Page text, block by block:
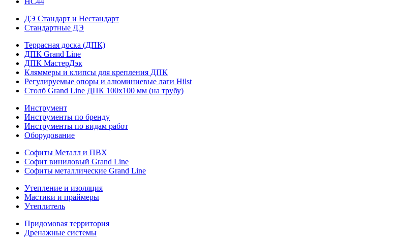
ДЭ Стандарт и Нестандарт
Стандартные ДЭ
Террасная доска (ДПК)
ДПК Grand Line
ДПК МастерДэк
Кляммеры и клипсы для крепления ДПК
Регулируемые опоры и алюминиевые лаги Hilst
Столб Grand Line ДПК 100х100 мм (на трубу)
Инструмент
Инструменты по бренду
Инструменты по видам работ
Оборудование
Софиты Металл и ПВХ
Софит виниловый Grand Line
Софиты металлические Grand Line
Утепление и изоляция
Мастики и праймеры
Утеплитель
Придомовая территория
Дренажные системы